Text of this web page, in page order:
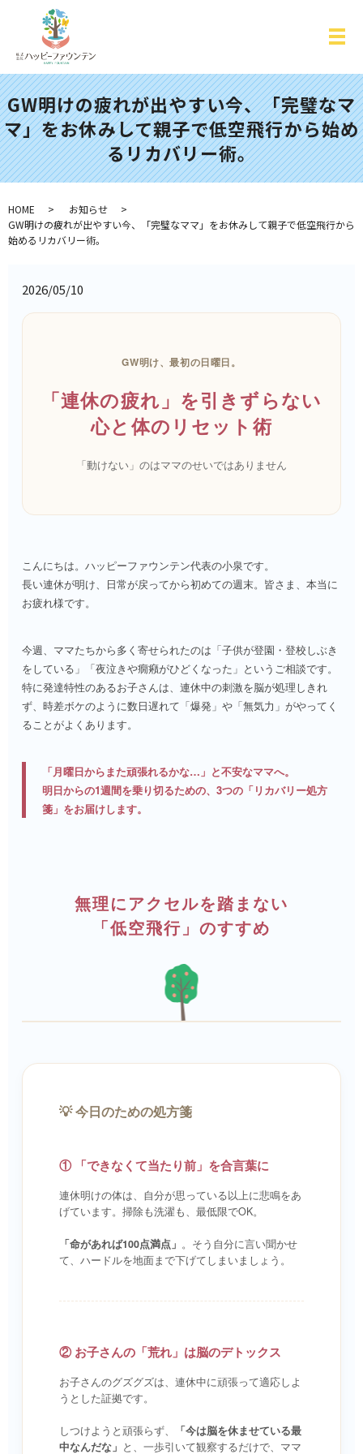
GW明けの疲れが出やすい今、「完璧なマ
マ」をお休みして親子で低空飛行から始め
るリカバリー術。
HOME
お知らせ
GW明けの疲れが出やすい今、「完璧なママ」をお休みして親子で低空飛行から
始めるリカバリー術。
2026/05/10
GW明け、最初の日曜日。
「連休の疲れ」を引きずらない
心と体のリセット術
「動けない」のはママのせいではありません
こんにちは。ハッピーファウンテン代表の小泉です。
長い連休が明け、日常が戻ってから初めての週末。皆さま、本当に
お疲れ様です。
今週、ママたちから多く寄せられたのは「子供が登園・登校しぶき
をしている」「夜泣きや癇癪がひどくなった」というご相談です。
特に発達特性のあるお子さんは、連休中の刺激を脳が処理しきれ
ず、時差ボケのように数日遅れて「爆発」や「無気力」がやってく
ることがよくあります。
「月曜日からまた頑張れるかな…」と不安なママへ。
明日からの1週間を乗り切るための、3つの「リカバリー処方
箋」をお届けします。
無理にアクセルを踏まない
「低空飛行」のすすめ
💡 今日のための処方箋
① 「できなくて当たり前」を合言葉に
連休明けの体は、自分が思っている以上に悲鳴をあ
げています。掃除も洗濯も、最低限でOK。
「命があれば100点満点」 。そう自分に言い聞かせ
て、ハードルを地面まで下げてしまいましょう。
② お子さんの「荒れ」は脳のデトックス
お子さんのグズグズは、連休中に頑張って適応しよ
うとした証拠です。
しつけようと頑張らず、
「今は脳を休ませている最
中なんだな」 と、一歩引いて観察するだけで、ママ